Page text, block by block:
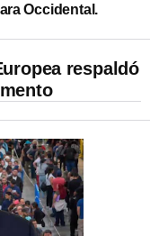
Occidental.
respaldó